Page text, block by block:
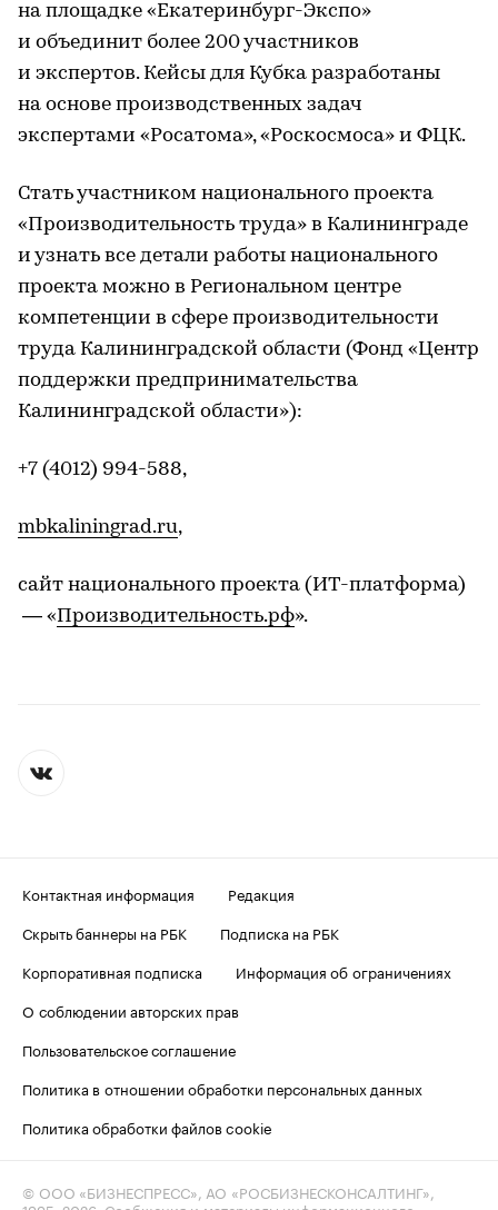
на площадке «Екатеринбург-Экспо»
и объединит более 200 участников
и экспертов. Кейсы для Кубка разработаны
на основе производственных задач
экспертами «Росатома», «Роскосмоса» и ФЦК.
Стать участником национального проекта
«Производительность труда» в Калининграде
и узнать все детали работы национального
проекта можно в Региональном центре
компетенции в сфере производительности
труда Калининградской области (Фонд «Центр
поддержки предпринимательства
Калининградской области»):
+7 (4012) 994-588,
mbkaliningrad.ru,
сайт национального проекта (ИТ-платформа)
— «Производительность.рф».
Контактная информация
Редакция
Скрыть баннеры на РБК
Подписка на РБК
Корпоративная подписка
Информация об ограничениях
О соблюдении авторских прав
Пользовательское соглашение
Политика в отношении обработки персональных данных
Политика обработки файлов cookie
© ООО «БИЗНЕСПРЕСС», АО «РОСБИЗНЕСКОНСАЛТИНГ»,